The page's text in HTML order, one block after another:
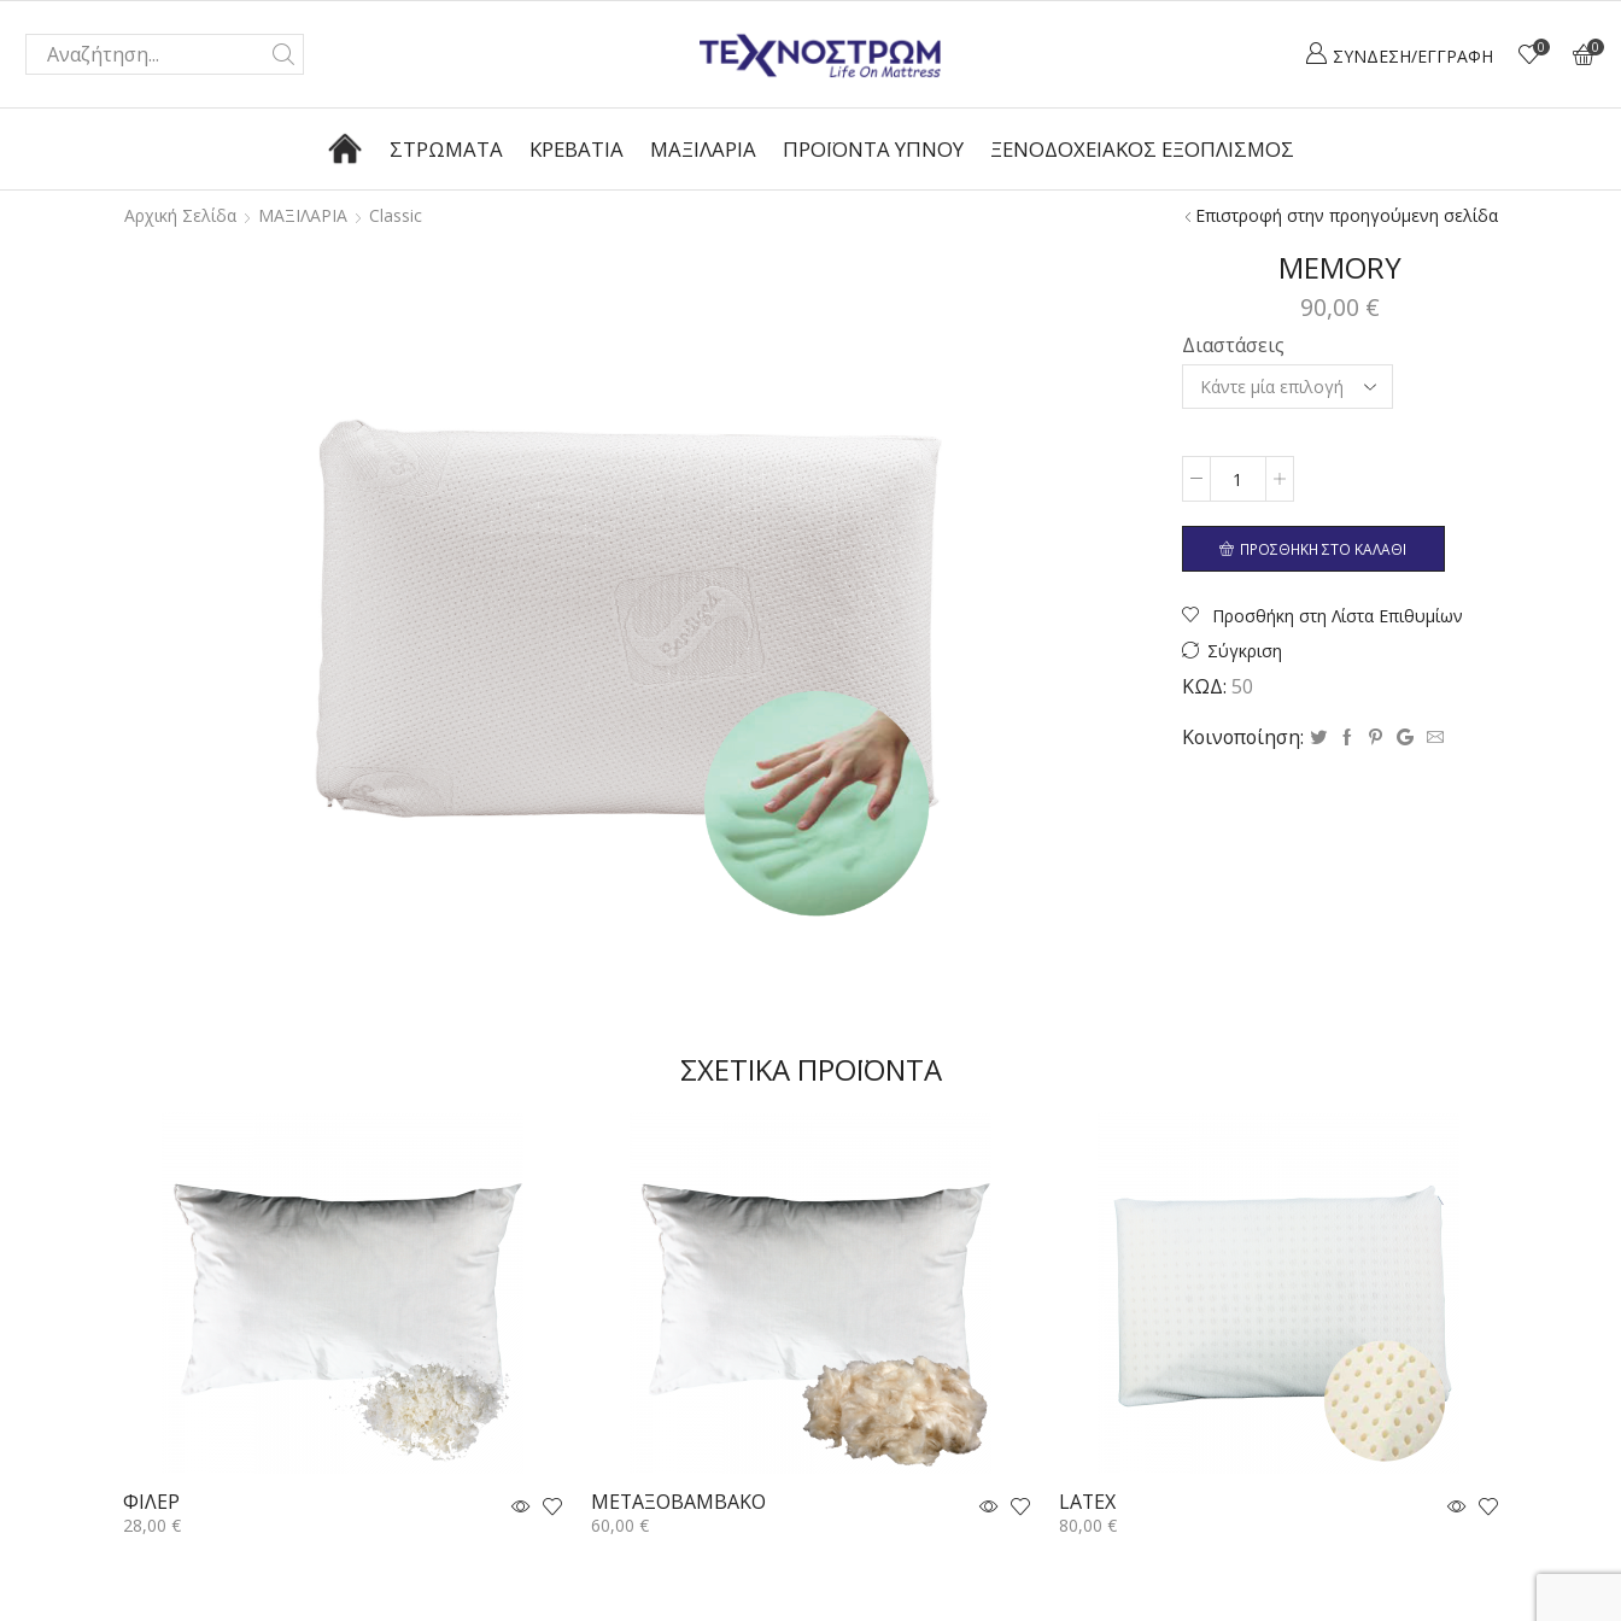
ΣΎΝΔΕΣΗ/ΕΓΓΡΑΦΉ 0 0
ΣΤΡΏΜΑΤΑ ΚΡΕΒΆΤΙΑ ΜΑΞΙΛΆΡΙΑ ΠΡΟΪΌΝΤΑ ΎΠΝΟΥ ΞΕΝΟΔΟΧΕΙΑΚΌΣ ΕΞΟΠΛΙΣΜΌΣ
Αρχική Σελίδα ΜΑΞΙΛΑΡΙΑ Classic Επιστροφή στην προηγούμενη σελίδα
MEMORY
90,00 €
Διαστάσεις
Ποσότητα
ΠΡΟΣΘΉΚΗ ΣΤΟ ΚΑΛΆΘΙ
Προσθήκη στη Λίστα Επιθυμίων
Σύγκριση
ΚΩΔ: 50
Κοινοποίηση:
ΣΧΕΤΙΚΆ ΠΡΟΪΌΝΤΑ
ΦΙΛΕΡ
28,00 €
METAΞOBAMBAKO
60,00 €
LATEX
80,00 €